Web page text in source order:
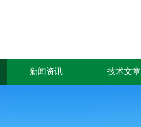
新闻资讯 技术文章